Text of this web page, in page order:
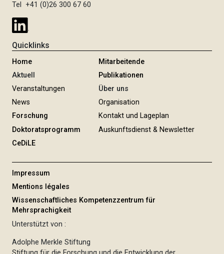
Tel +41 (0)26 300 67 60
Quicklinks
Home
Aktuell
Veranstaltungen
News
Forschung
Doktoratsprogramm
CeDiLE
Mitarbeitende
Publikationen
Über uns
Organisation
Kontakt und Lageplan
Auskunftsdienst & Newsletter
Impressum
Mentions légales
Wissenschaftliches Kompetenzzentrum für
Mehrsprachigkeit
Unterstützt von :
Adolphe Merkle Stiftung